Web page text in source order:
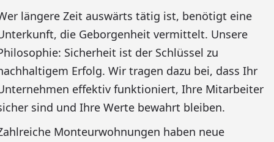
längere Zeit auswärts tätig ist, benötigt eine
die Geborgenheit vermittelt. Unsere
Sicherheit ist der Schlüssel zu
Erfolg. Wir tragen dazu bei, dass Ihr
effektiv funktioniert, Ihre Mitarbeiter
sind und Ihre Werte bewahrt bleiben.
Monteurwohnungen haben neue